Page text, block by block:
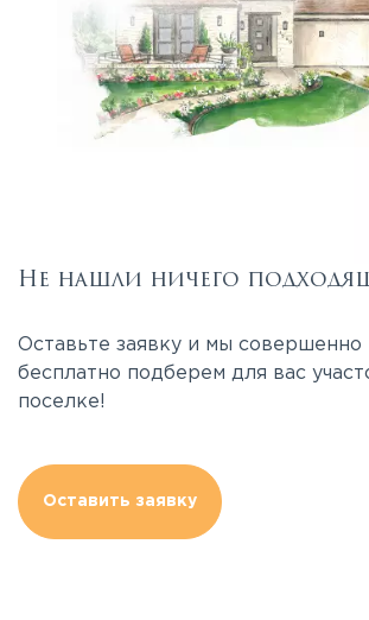
Не нашли ничего
Оставьте заявку и мы совершенно
бесплатно подберем для вас
поселке!
Оставить заявку